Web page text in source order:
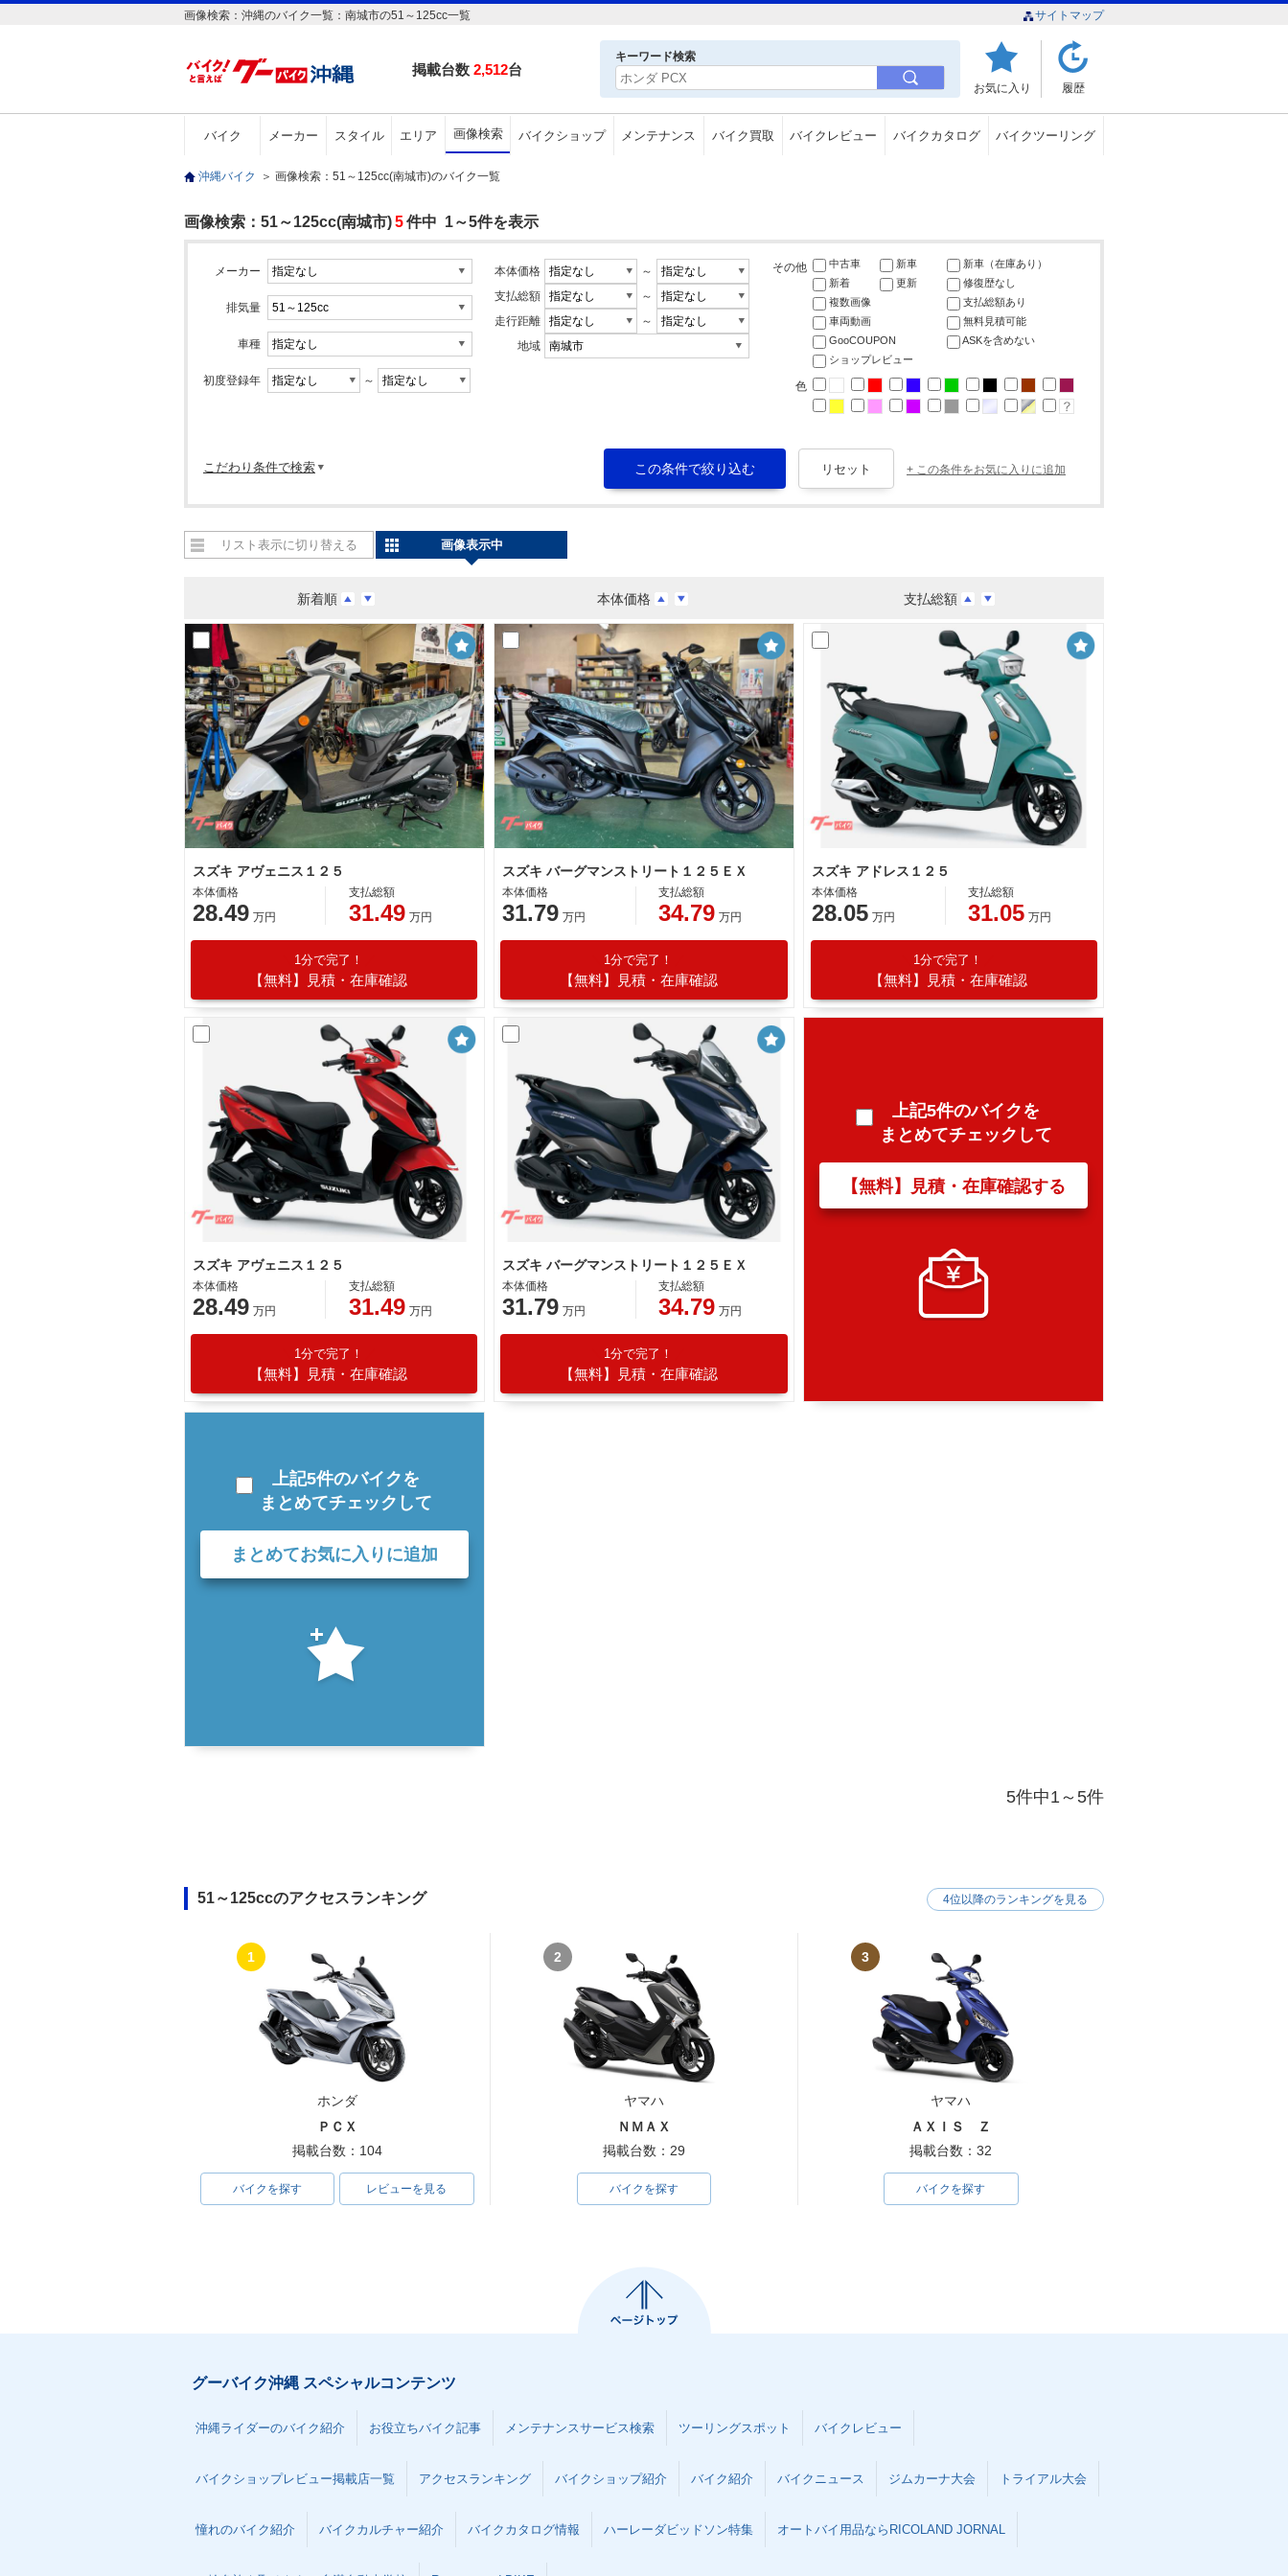
画像検索：沖縄のバイク一覧：南城市の51～125cc一覧 サイトマップ
掲載台数 2,512台
キーワード検索
お気に入り 履歴
バイク メーカー スタイル エリア 画像検索 バイクショップ メンテナンス バイク買取 バイクレビュー バイクカタログ バイクツーリング
沖縄バイク ＞ 画像検索：51～125cc(南城市)のバイク一覧
画像検索：51～125cc(南城市)5件中 1～5件を表示
メーカー
排気量
車種
初度登録年 ～
本体価格
～
支払総額
～
走行距離
～
地域
その他 中古車 新車
新車（在庫あり）
新着
更新
修復歴なし
複数画像
支払総額あり
車両動画
無料見積可能
GooCOUPON
ASKを含めない
ショップレビュー
色
こだわり条件で検索 + この条件をお気に入りに追加
新着順 本体価格 支払総額
リスト表示に切り替える 画像表示中
スズキ アヴェニス１２５
本体価格
28.49 万円
支払総額
31.49 万円
1分で完了！
【無料】見積・在庫確認
スズキ バーグマンストリート１２５ＥＸ
本体価格
31.79 万円
支払総額
34.79 万円
1分で完了！
【無料】見積・在庫確認
スズキ アドレス１２５
本体価格
28.05 万円
支払総額
31.05 万円
1分で完了！
【無料】見積・在庫確認
スズキ アヴェニス１２５
本体価格
28.49 万円
支払総額
31.49 万円
1分で完了！
【無料】見積・在庫確認
スズキ バーグマンストリート１２５ＥＸ
本体価格
31.79 万円
支払総額
34.79 万円
1分で完了！
【無料】見積・在庫確認
上記5件のバイクを
まとめてチェックして
【無料】見積・在庫確認する
上記5件のバイクを
まとめてチェックして
まとめてお気に入りに追加
5件中1～5件
51～125ccのアクセスランキング
1
ホンダ
ＰＣＸ
掲載台数：104
バイクを探す レビューを見る
2
ヤマハ
ＮＭＡＸ
掲載台数：29
バイクを探す
3
ヤマハ
ＡＸＩＳ Ｚ
掲載台数：32
バイクを探す
4位以降のランキングを見る
グーバイク沖縄 スペシャルコンテンツ
沖縄ライダーのバイク紹介 お役立ちバイク記事 メンテナンスサービス検索 ツーリングスポット バイクレビュー
バイクショップレビュー掲載店一覧 アクセスランキング バイクショップ紹介 バイク紹介 バイクニュース ジムカーナ大会 トライアル大会
憧れのバイク紹介 バイクカルチャー紹介 バイクカタログ情報 ハーレーダビッドソン特集 オートバイ用品ならRICOLAND JORNAL